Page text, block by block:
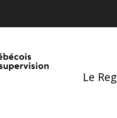
Le